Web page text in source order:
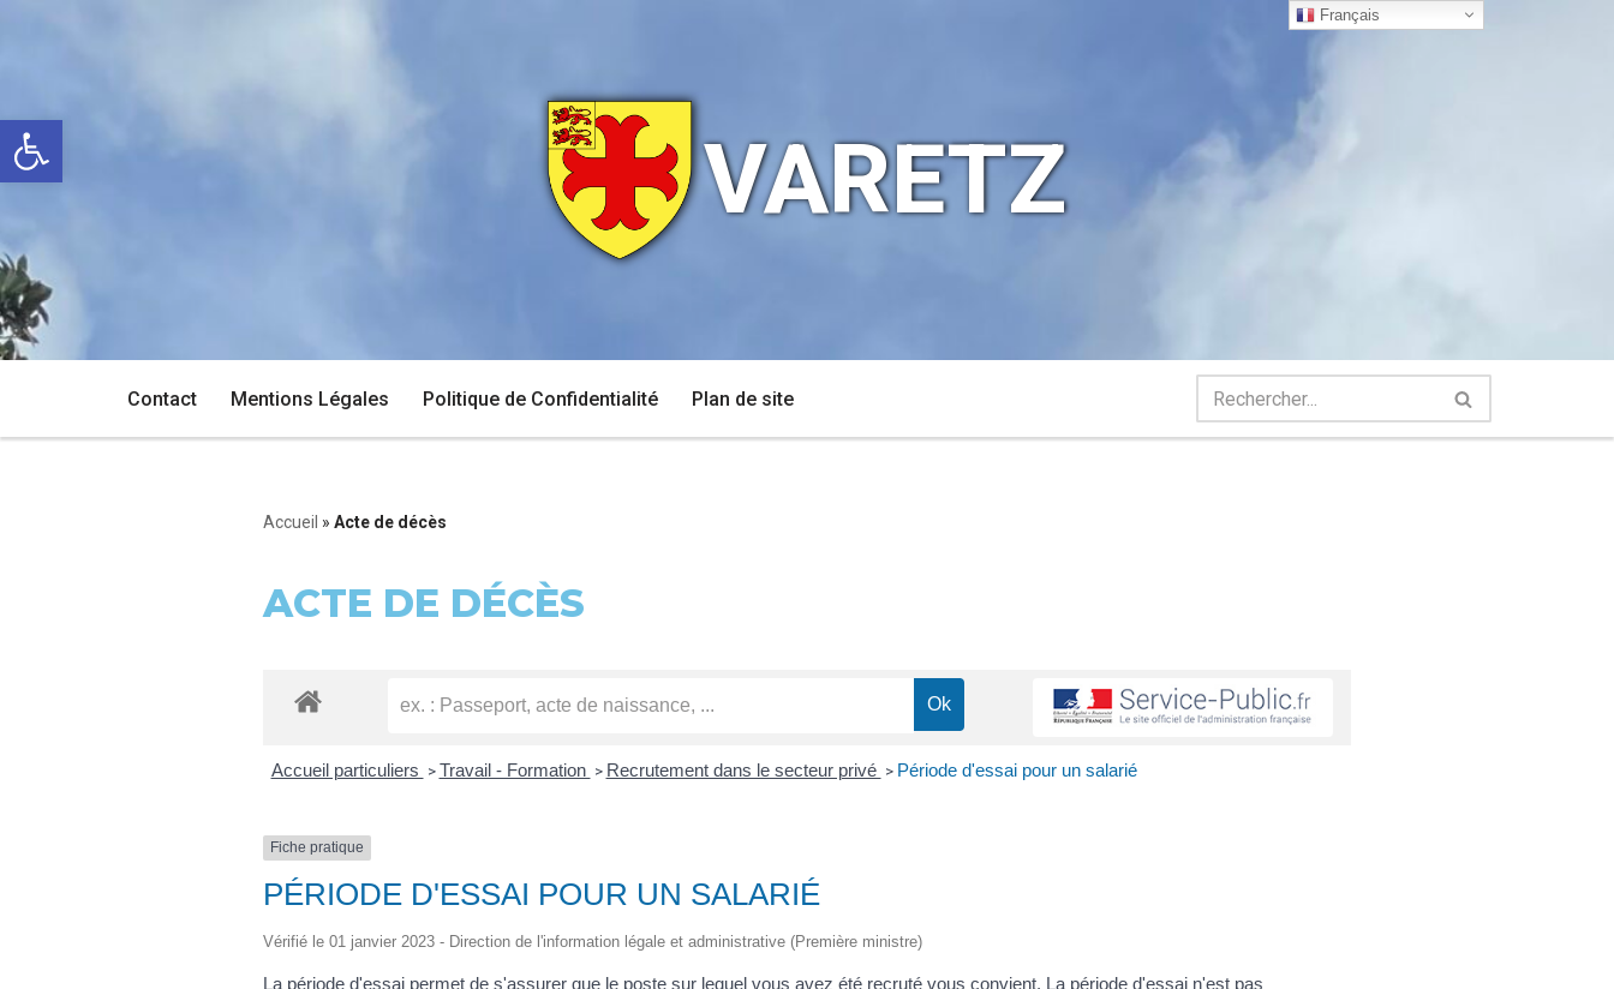
Ouvrir la barre d’outils
contenu
VARETZ
Contact Mentions Légales Politique de Confidentialité Plan de site
Accueil » Acte de décès
ACTE DE DÉCÈS
Accueil particuliers > Travail - Formation > Recrutement dans le secteur privé > Période d'essai pour un salarié
Fiche pratique
PÉRIODE D'ESSAI POUR UN SALARIÉ
Vérifié le 01 janvier 2023 - Direction de l'information légale et administrative (Première ministre)
La période d'essai permet de s'assurer que le poste sur lequel vous avez été recruté vous convient. La période d'essai n'est pas
Français